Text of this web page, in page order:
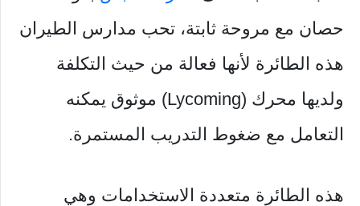
حصان مع مروحة ثابتة، تحب مدارس الطيران
هذه الطائرة لأنها فعالة من حيث التكلفة
ولديها محرك (Lycoming) موثوق يمكنه
التعامل مع ضغوط التدريب المستمرة.
هذه الطائرة متعددة الاستخدامات وهي